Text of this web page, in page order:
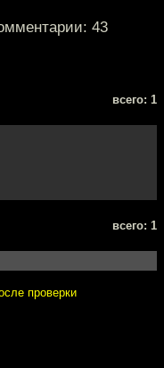
43
всего: 1
всего: 1
проверки